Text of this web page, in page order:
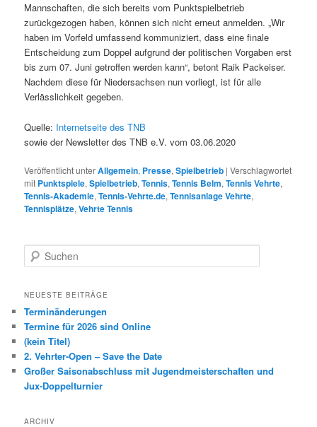
Mannschaften, die sich bereits vom Punktspielbetrieb
zurückgezogen haben, können sich nicht erneut anmelden. „Wir
haben im Vorfeld umfassend kommuniziert, dass eine finale
Entscheidung zum Doppel aufgrund der politischen Vorgaben erst
bis zum 07. Juni getroffen werden kann“, betont Raik Packeiser.
Nachdem diese für Niedersachsen nun vorliegt, ist für alle
Verlässlichkeit gegeben.
Quelle: Internetseite des TNB
sowie der Newsletter des TNB e.V. vom 03.06.2020
Veröffentlicht unterAllgemein, Presse,Spielbetrieb |Verschlagwortet
mit Punktspiele,Spielbetrieb,Tennis,Tennis Belm,Tennis Vehrte,
Tennis-Akademie,Tennis-Vehrte.de,Tennisanlage Vehrte,
Tennisplätze,Vehrte Tennis
u
h
n
NEUESTE BEITRÄGE
Terminänderungen
Termine für 2026 sind Online
(kein Titel)
2. Vehrter-Open – Save the Date
Großer Saisonabschluss mit Jugendmeisterschaften und
Jux-Doppelturnier
ARCHIV